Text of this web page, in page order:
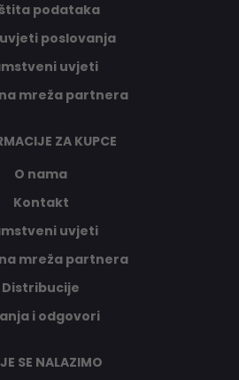
podataka
poslovanja
uvjeti
mreža partnera
ZA KUPCE
O nama
Kontakt
uvjeti
mreža partnera
Distribucije
i odgovori
SE NALAZIMO